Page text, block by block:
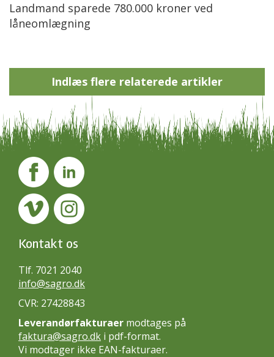
Landmand sparede 780.000 kroner ved
låneomlægning
Indlæs flere relaterede artikler
Kontakt os
Tlf. 7021 2040
info@sagro.dk
CVR: 27428843
Leverandørfakturaer modtages på
faktura@sagro.dk i pdf-format.
Vi modtager ikke EAN-fakturaer.